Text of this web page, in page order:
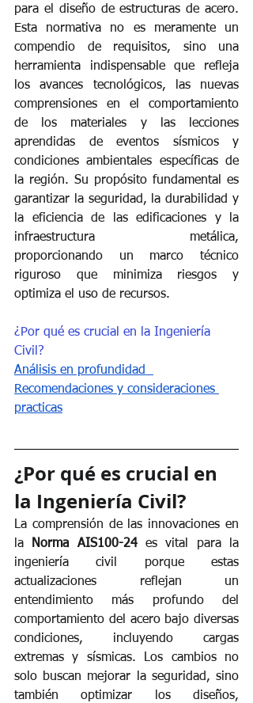
para el diseño de estructuras de acero.
Esta normativa no es meramente un
compendio de requisitos, sino una
herramienta indispensable que refleja
los avances tecnológicos, las nuevas
comprensiones en el comportamiento
de los materiales y las lecciones
aprendidas de eventos sísmicos y
condiciones ambientales específicas de
la región. Su propósito fundamental es
garantizar la seguridad, la durabilidad y
la eficiencia de las edificaciones y la
infraestructura metálica,
proporcionando un marco técnico
riguroso que minimiza riesgos y
optimiza el uso de recursos.
¿Por qué es crucial en la Ingeniería
Civil?
Análisis en profundidad
Recomendaciones y consideraciones
practicas
¿Por qué es crucial en
la Ingeniería Civil?
La comprensión de las innovaciones en
la
Norma AIS100-24 es vital para la
ingeniería civil porque estas
actualizaciones reflejan un
entendimiento más profundo del
comportamiento del acero bajo diversas
condiciones, incluyendo cargas
extremas y sísmicas. Los cambios no
solo buscan mejorar la seguridad, sino
también optimizar los diseños,